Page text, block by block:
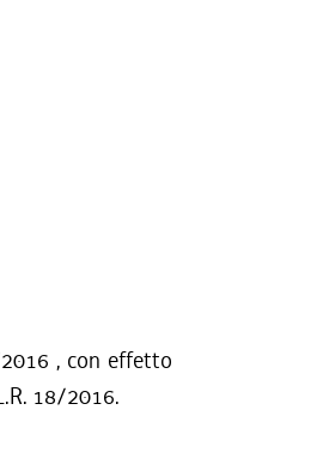
, con effetto
18/2016.